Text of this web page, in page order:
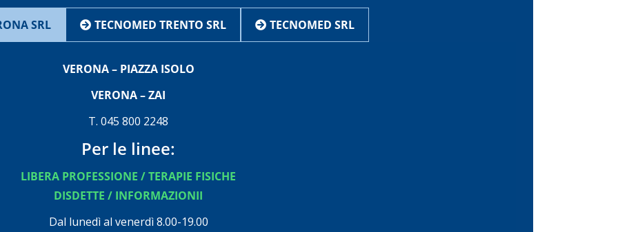
SRL TECNOMED TRENTO SRL TECNOMED SRL
VERONA – PIAZZA ISOLO
VERONA – ZAI
T. 045 800 2248
Per le linee:
LIBERA PROFESSIONE / TERAPIE FISICHE
DISDETTE / INFORMAZIONII
Dal lunedì al venerdì 8.00-19.00